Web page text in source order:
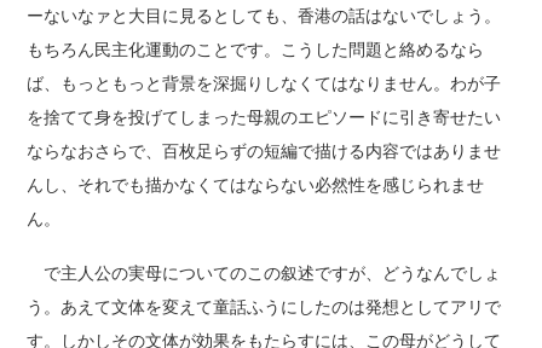
ーないなァと大目に見るとしても、香港の話はないでしょう。
もちろん民主化運動のことです。こうした問題と絡めるなら
ば、もっともっと背景を深掘りしなくてはなりません。わが子
を捨てて身を投げてしまった母親のエピソードに引き寄せたい
ならなおさらで、百枚足らずの短編で描ける内容ではありませ
んし、それでも描かなくてはならない必然性を感じられませ
ん。
で主人公の実母についてのこの叙述ですが、どうなんでしょ
う。あえて文体を変えて童話ふうにしたのは発想としてアリで
す。しかしその文体が効果をもたらすには、この母がどうして